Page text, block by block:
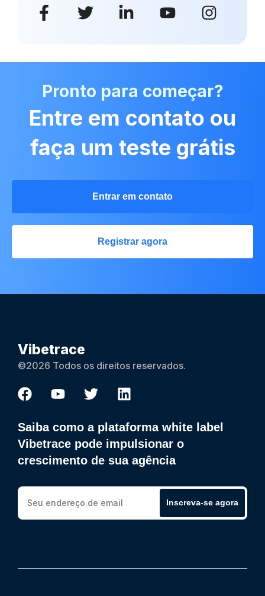
Pronto para começar?
Entre em contato ou
faça um teste grátis
Entrar em contato
Registrar agora
Vibetrace
©2026 Todos os direitos reservados.
Saiba como a plataforma white label
Vibetrace pode impulsionar o
crescimento de sua agência
Inscreva-se agora